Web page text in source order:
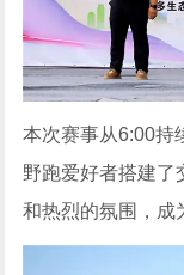
本次赛事从6:00持
野跑爱好者搭建了
和热烈的氛围，成